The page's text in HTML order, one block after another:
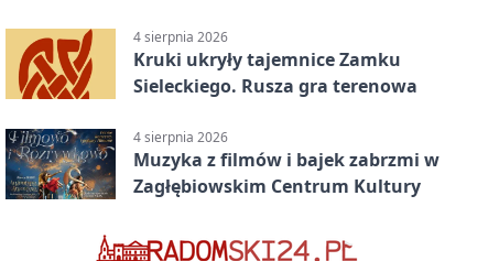
4 sierpnia 2026
Kruki ukryły tajemnice Zamku
Sieleckiego. Rusza gra terenowa
4 sierpnia 2026
Muzyka z filmów i bajek zabrzmi w
Zagłębiowskim Centrum Kultury